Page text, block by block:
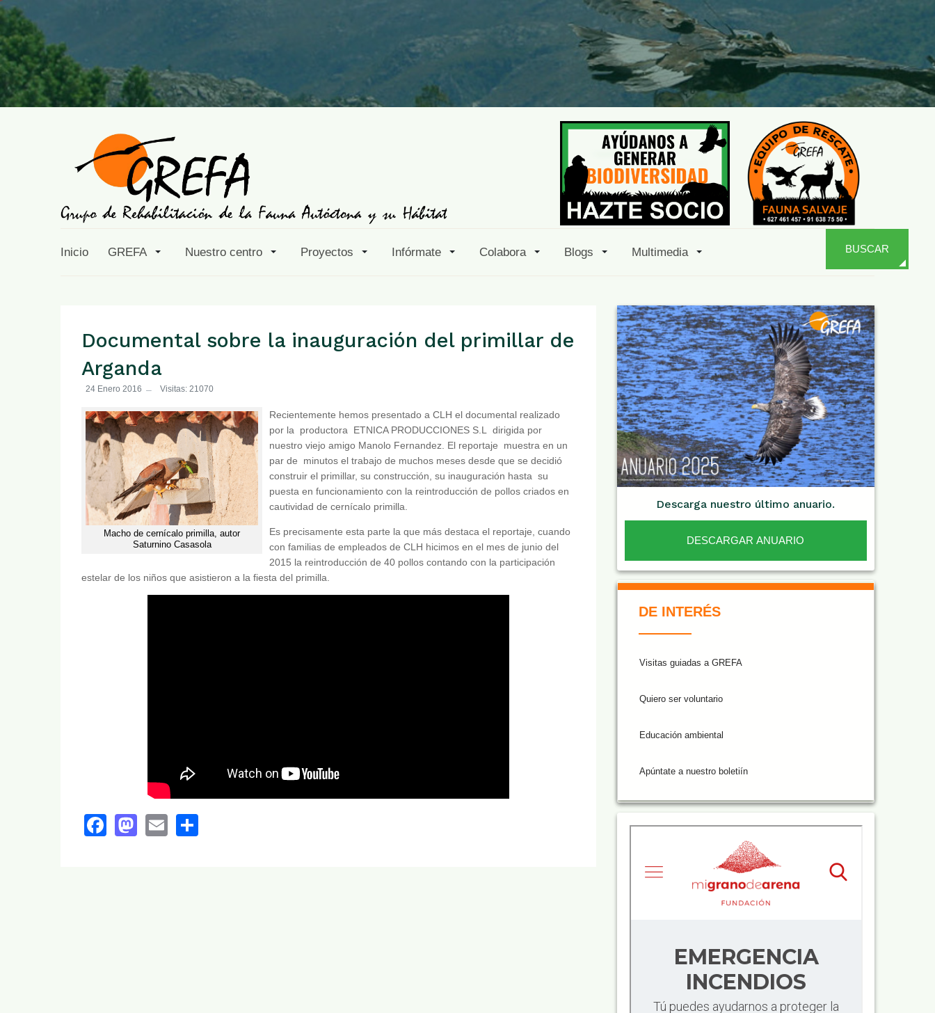
Inicio GREFA Nuestro centro Proyectos Infórmate Colabora Blogs Multimedia BUSCAR
Documental sobre la inauguración del primillar de
Arganda
24 Enero 2016 Visitas: 21070
Macho de cernícalo primilla, autor
Saturnino Casasola
Recientemente hemos presentado a CLH el documental realizado
por la productora ETNICA PRODUCCIONES S.L dirigida por
nuestro viejo amigo Manolo Fernandez. El reportaje muestra en un
par de minutos el trabajo de muchos meses desde que se decidió
construir el primillar, su construcción, su inauguración hasta su
puesta en funcionamiento con la reintroducción de pollos criados en
cautividad de cernícalo primilla.
Es precisamente esta parte la que más destaca el reportaje, cuando
con familias de empleados de CLH hicimos en el mes de junio del
2015 la reintroducción de 40 pollos contando con la participación
estelar de los niños que asistieron a la fiesta del primilla.
Facebook
Mastodon
Email
Descarga nuestro último anuario.
DESCARGAR ANUARIO
DE INTERÉS
Visitas guiadas a GREFA
Quiero ser voluntario
Educación ambiental
Apúntate a nuestro boletiín